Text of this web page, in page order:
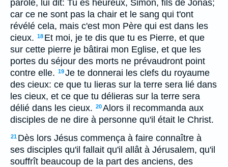
parole, lui dit: Tu es heureux, Simon, fils de Jonas;
car ce ne sont pas la chair et le sang qui t'ont
révélé cela, mais c'est mon Père qui est dans les
cieux. 18 Et moi, je te dis que tu es Pierre, et que
sur cette pierre je bâtirai mon Eglise, et que les
portes du séjour des morts ne prévaudront point
contre elle. 19Je te donnerai les clefs du royaume
des cieux: ce que tu lieras sur la terre sera lié dans
les cieux, et ce que tu délieras sur la terre sera
délié dans les cieux. 20Alors il recommanda aux
disciples de ne dire à personne qu'il était le Christ.
21 Dès lors Jésus commença à faire connaître à
ses disciples qu'il fallait qu'il allât à Jérusalem, qu'il
souffrît beaucoup de la part des anciens, des